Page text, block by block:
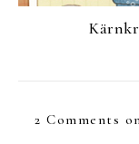
2 Comments